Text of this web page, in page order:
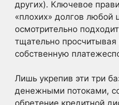
других). Ключевое
«плохих» долгов любой
осмотрительно
тщательно просчитывая
собственную
Лишь укрепив эти три
денежными потоками,
обретение кредитной